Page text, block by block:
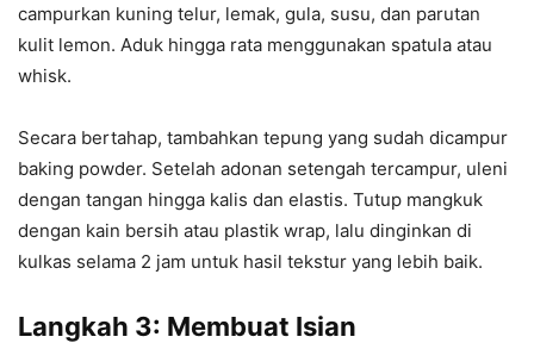
campurkan kuning telur, lemak, gula, susu, dan parutan
kulit lemon. Aduk hingga rata menggunakan spatula atau
whisk.
Secara bertahap, tambahkan tepung yang sudah dicampur
baking powder. Setelah adonan setengah tercampur, uleni
dengan tangan hingga kalis dan elastis. Tutup mangkuk
dengan kain bersih atau plastik wrap, lalu dinginkan di
kulkas selama 2 jam untuk hasil tekstur yang lebih baik.
Langkah 3: Membuat Isian